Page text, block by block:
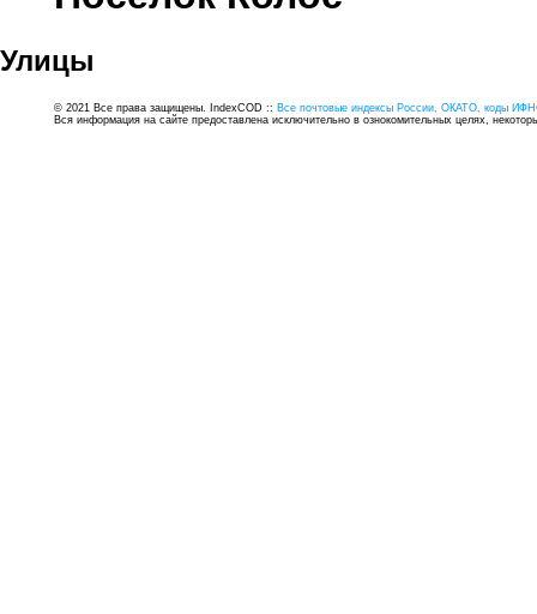
Улицы
© 2021 Все права защищены. IndexCOD :: Все почтовые индексы России, ОКАТО, коды
Вся информация на сайте предоставлена исключительно в ознокомительных целях,